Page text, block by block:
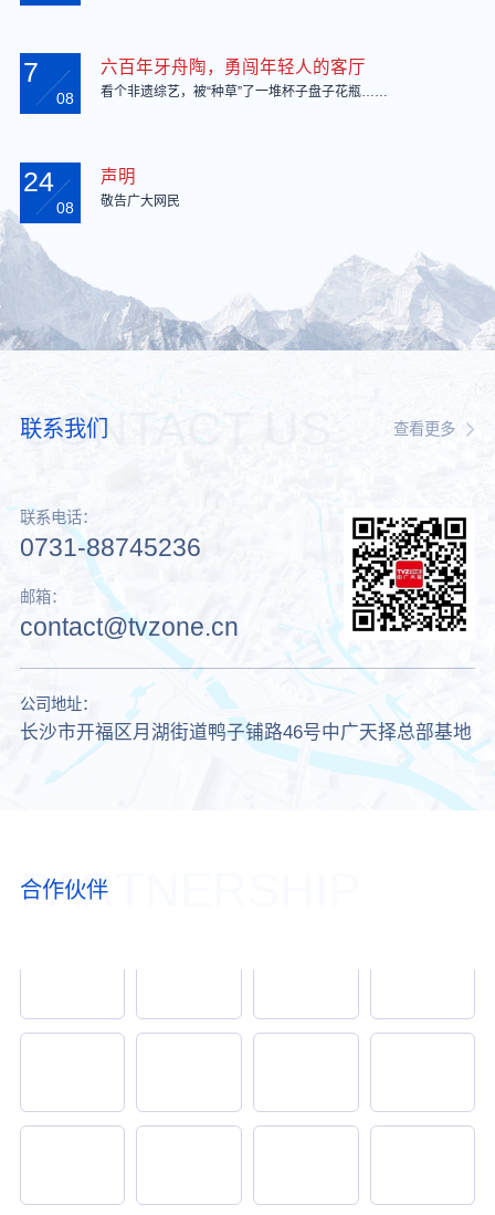
7
08
六百年牙舟陶，勇闯年轻人的客厅
看个非遗综艺，被“种草”了一堆杯子盘子花瓶……
24
08
声明
敬告广大网民
CONTACT US
联系我们 查看更多
联系电话：
0731-88745236
邮箱：
contact@tvzone.cn
公司地址：
长沙市开福区月湖街道鸭子铺路46号中广天择总部基地
PARTNERSHIP
合作伙伴